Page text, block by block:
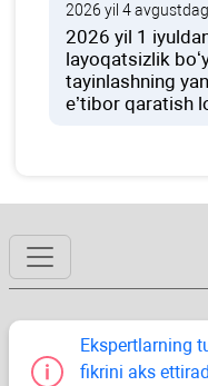
2026 yil 4
2026 yil 1
layoqatsizlik
tayinlashning
e’tibor qaratish
Ekspertlarning
fikrini aks